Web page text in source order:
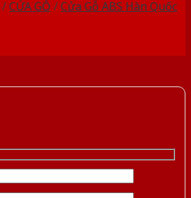
/CỬA GỖ /Cửa Gỗ ABS Hàn Quốc